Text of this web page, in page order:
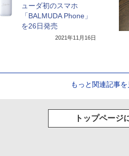
ューダ初のスマホ
「BALMUDA Phone」
を26日発売
2021年11月16日
もっと関連記事を
トップページ